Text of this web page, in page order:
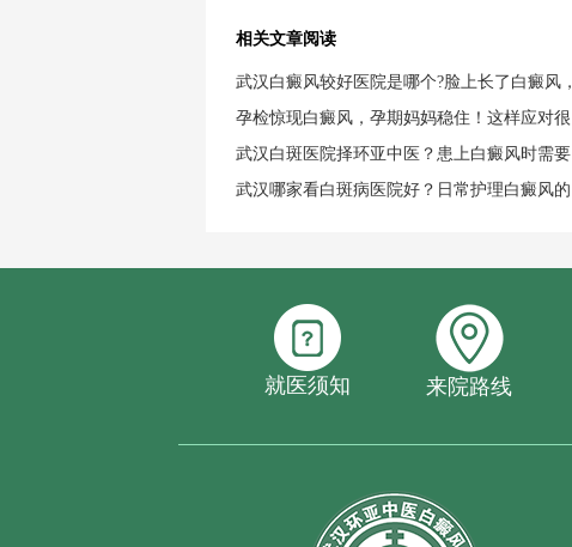
相关文章阅读
武汉白癜风较好医院是哪个?脸上长了白癜风，
孕检惊现白癜风，孕期妈妈稳住！这样应对很
武汉白斑医院择环亚中医？患上白癜风时需要
武汉哪家看白斑病医院好？日常护理白癜风的
就医须知 来院路线